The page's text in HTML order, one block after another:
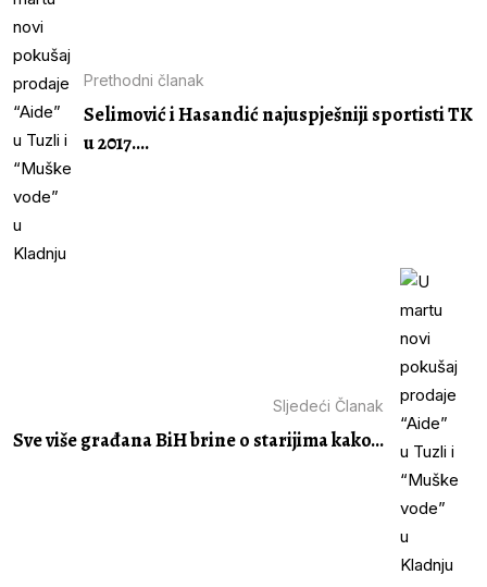
Prethodni članak
Selimović i Hasandić najuspješniji sportisti TK
u 2017....
Sljedeći Članak
Sve više građana BiH brine o starijima kako...